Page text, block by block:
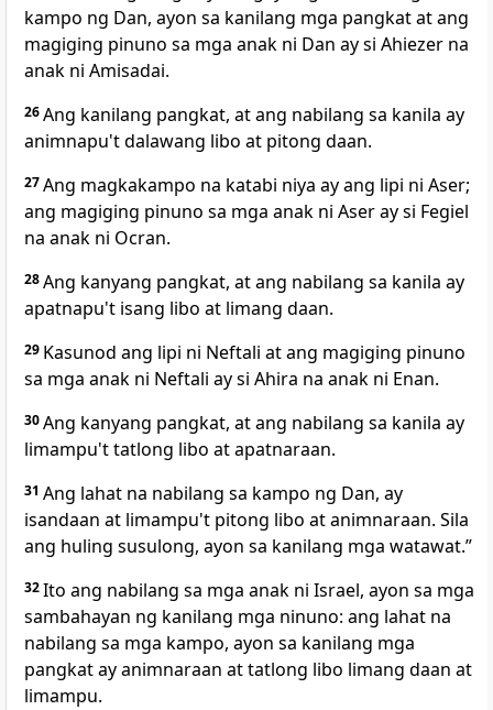
kampo ng Dan, ayon sa kanilang mga pangkat at ang
magiging pinuno sa mga anak ni Dan ay si Ahiezer na
anak ni Amisadai.
26Ang kanilang pangkat, at ang nabilang sa kanila ay
animnapu't dalawang libo at pitong daan.
27Ang magkakampo na katabi niya ay ang lipi ni Aser;
ang magiging pinuno sa mga anak ni Aser ay si Fegiel
na anak ni Ocran.
28Ang kanyang pangkat, at ang nabilang sa kanila ay
apatnapu't isang libo at limang daan.
29 Kasunod ang lipi ni Neftali at ang magiging pinuno
sa mga anak ni Neftali ay si Ahira na anak ni Enan.
30Ang kanyang pangkat, at ang nabilang sa kanila ay
limampu't tatlong libo at apatnaraan.
31 Ang lahat na nabilang sa kampo ng Dan, ay
isandaan at limampu't pitong libo at animnaraan. Sila
ang huling susulong, ayon sa kanilang mga watawat.”
32Ito ang nabilang sa mga anak ni Israel, ayon sa mga
sambahayan ng kanilang mga ninuno: ang lahat na
nabilang sa mga kampo, ayon sa kanilang mga
pangkat ay animnaraan at tatlong libo limang daan at
limampu.